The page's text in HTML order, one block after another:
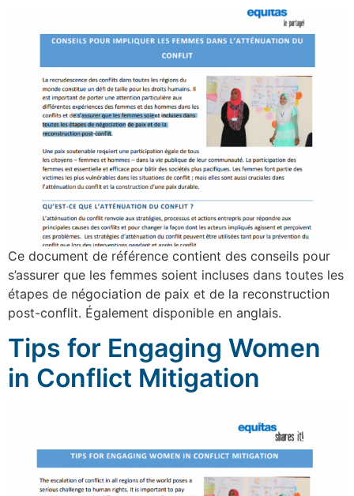
Ce document de référence contient des conseils pour
s’assurer que les femmes soient incluses dans toutes les
étapes de négociation de paix et de la reconstruction
post-conflit. Également disponible en anglais.
Tips for Engaging Women
in Conflict Mitigation